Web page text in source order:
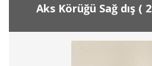
Aks Körüğü Sağ dış (